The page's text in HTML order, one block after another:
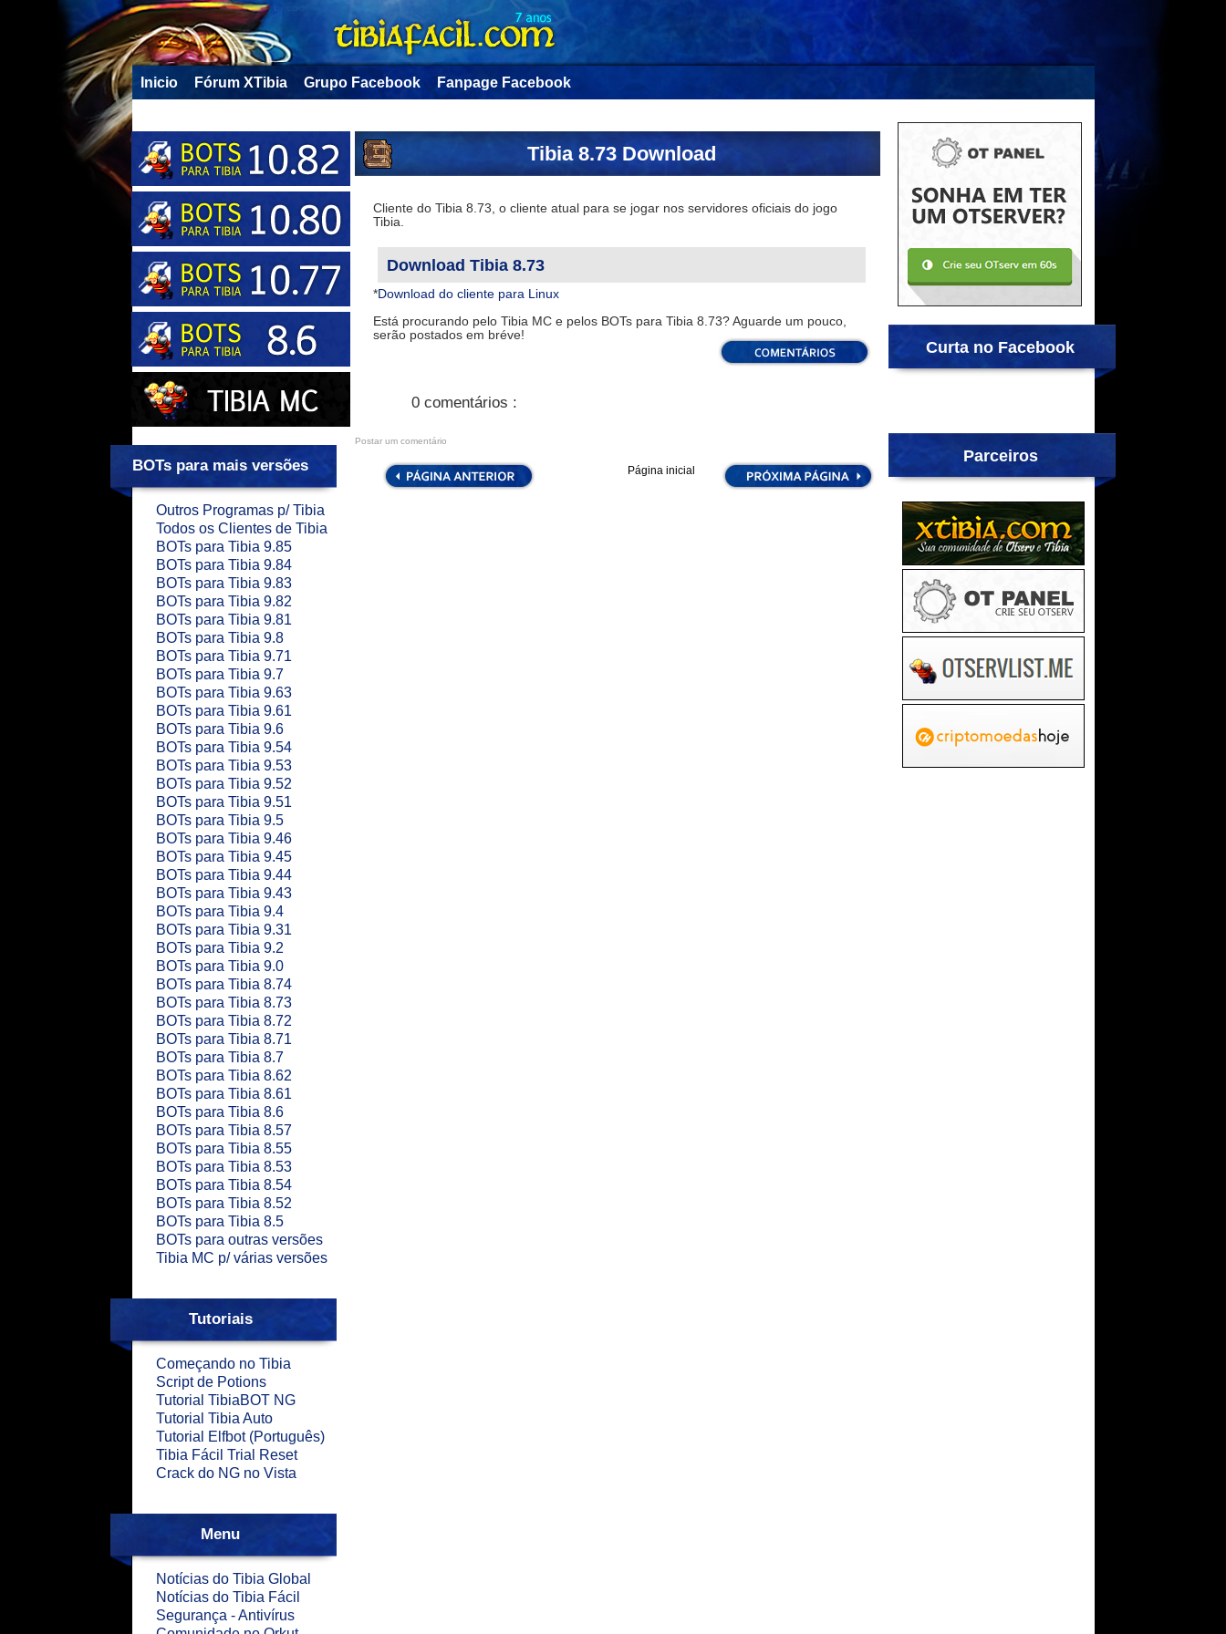
Inicio Fórum XTibia Grupo Facebook Fanpage Facebook
BOTs para mais versões
Outros Programas p/ Tibia
Todos os Clientes de Tibia
BOTs para Tibia 9.85
BOTs para Tibia 9.84
BOTs para Tibia 9.83
BOTs para Tibia 9.82
BOTs para Tibia 9.81
BOTs para Tibia 9.8
BOTs para Tibia 9.71
BOTs para Tibia 9.7
BOTs para Tibia 9.63
BOTs para Tibia 9.61
BOTs para Tibia 9.6
BOTs para Tibia 9.54
BOTs para Tibia 9.53
BOTs para Tibia 9.52
BOTs para Tibia 9.51
BOTs para Tibia 9.5
BOTs para Tibia 9.46
BOTs para Tibia 9.45
BOTs para Tibia 9.44
BOTs para Tibia 9.43
BOTs para Tibia 9.4
BOTs para Tibia 9.31
BOTs para Tibia 9.2
BOTs para Tibia 9.0
BOTs para Tibia 8.74
BOTs para Tibia 8.73
BOTs para Tibia 8.72
BOTs para Tibia 8.71
BOTs para Tibia 8.7
BOTs para Tibia 8.62
BOTs para Tibia 8.61
BOTs para Tibia 8.6
BOTs para Tibia 8.57
BOTs para Tibia 8.55
BOTs para Tibia 8.53
BOTs para Tibia 8.54
BOTs para Tibia 8.52
BOTs para Tibia 8.5
BOTs para outras versões
Tibia MC p/ várias versões
Tutoriais
Começando no Tibia
Script de Potions
Tutorial TibiaBOT NG
Tutorial Tibia Auto
Tutorial Elfbot (Português)
Tibia Fácil Trial Reset
Crack do NG no Vista
Menu
Notícias do Tibia Global
Notícias do Tibia Fácil
Segurança - Antivírus
Tibia 8.73 Download
Cliente do Tibia 8.73, o cliente atual para se jogar nos servidores oficiais do jogo
Tibia.
Download Tibia 8.73
*Download do cliente para Linux
Está procurando pelo Tibia MC e pelos BOTs para Tibia 8.73? Aguarde um pouco,
serão postados em bréve!
0 comentários :
Postar um comentário
Página inicial
Curta no Facebook
Parceiros